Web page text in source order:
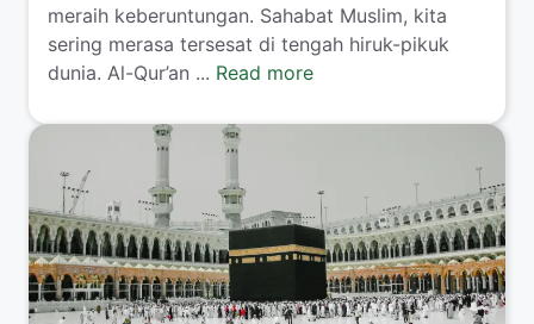
meraih keberuntungan. Sahabat Muslim, kita
sering merasa tersesat di tengah hiruk-pikuk
dunia. Al-Qur’an ... Read more